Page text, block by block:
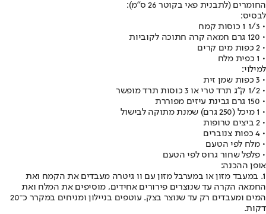
החומרים (לתבנית פאי בקוטר 26 ס"מ):
לבסיס:
• 1/3 1 כוסות קמח
• 120 גרם חמאה קרה חתוכה לקוביות
• 2 כפות מים קרים
• 1 כפית מלח
למילוי:
• 3 כפות שמן זית
• 1/2 ק"ג תרד טרי או 3 כוסות תרד מופשר
• 150 גרם גבינת עיזים מפוררת
• 1 מיכל (250 גרם) שמנת מתוקה לבישול
• 2 ביצים טרופות
• 4 כפות צנוברים
• מלח לפי הטעם
• פלפל שחור גרוס לפי הטעם
אופן ההכנה:
1. במעבד מזון או במערבל מזון עם וו גיטרה מעבדים את הקמח ואת
החמאה הקרה עד שנוצרים פירורים אחידים, מוסיפים את המלח ואת
המים ומעבדים רק עד שנוצר בצק. עוטפים בניילון ומניחים במקרר כ־20
דקות.